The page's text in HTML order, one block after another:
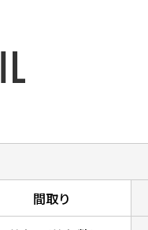
間取り